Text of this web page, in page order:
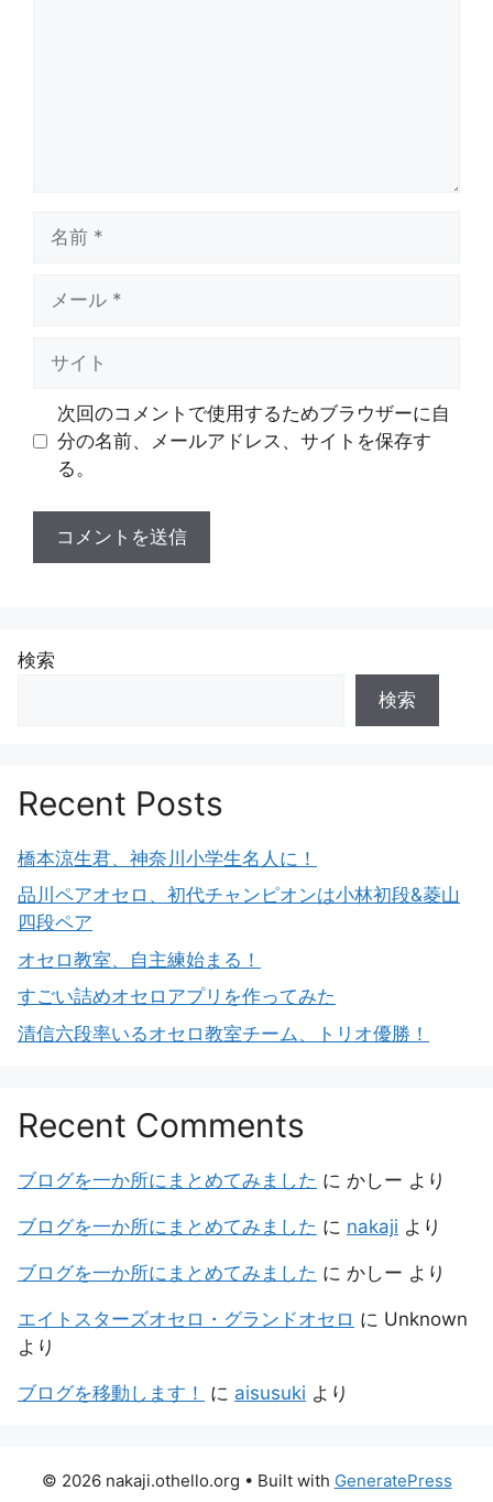
次回のコメントで使用するためブラウザーに自
分の名前、メールアドレス、サイトを保存す
る。
検索
検索
Recent Posts
橋本涼生君、神奈川小学生名人に！
品川ペアオセロ、初代チャンピオンは小林初段&菱山
四段ペア
オセロ教室、自主練始まる！
すごい詰めオセロアプリを作ってみた
清信六段率いるオセロ教室チーム、トリオ優勝！
Recent Comments
ブログを一か所にまとめてみました に かしー より
ブログを一か所にまとめてみました に nakaji より
ブログを一か所にまとめてみました に かしー より
エイトスターズオセロ・グランドオセロ に Unknown
より
ブログを移動します！ に aisusuki より
© 2026 nakaji.othello.org • Built with GeneratePress